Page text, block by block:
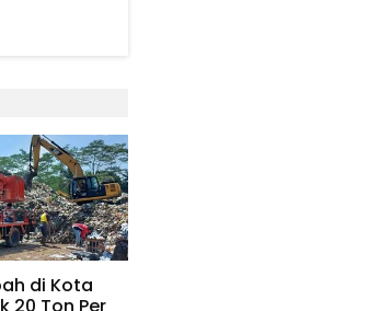
di Kota
20 Ton Per